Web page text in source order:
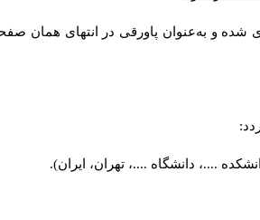
شده و به‌عنوان پاورقی در انتهای همان
....، دانشگاه ....، تهران، ایران).